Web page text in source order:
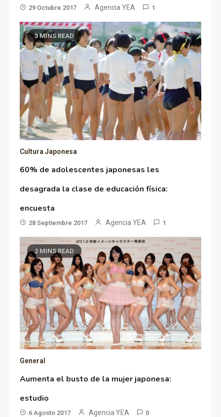
29 Octubre 2017 Agencia YEA 1
3 MINS READ
Cultura Japonesa
60% de adolescentes japonesas les
desagrada la clase de educación física:
encuesta
28 Septiembre 2017 Agencia YEA 1
2 MINS READ
General
Aumenta el busto de la mujer japonesa:
estudio
6 Agosto 2017 Agencia YEA 0